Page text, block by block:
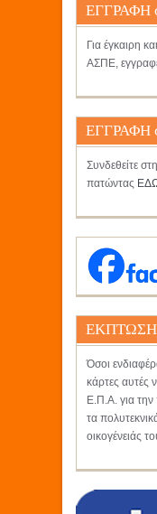
ΕΓΓΡΑΦΗ
Για έγκαιρη
ΑΣΠΕ,
ΕΓΓΡΑΦΗ
Συνδεθείτε
πατώντας
ΕΚΠΤΩΣΗ
ΚΡΗΤΙΚΟΣ
Όσοι
κάρτες αυτές
Ε.Π.Α. για
τα
οικογένειάς